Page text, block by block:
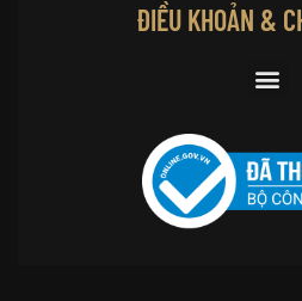
ĐIỀU KHOẢN &